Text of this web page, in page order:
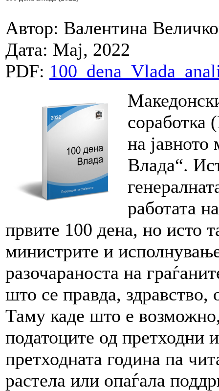
Автор: Валентина
Дата: Мај, 2022
PDF:
на
Влада“.
работата
првите 100 дена, но исто
министрите и
разочараноста на
што се правда, здравство,
Таму каде што е
податоците од претходни
претходната година па
растела или опаѓала